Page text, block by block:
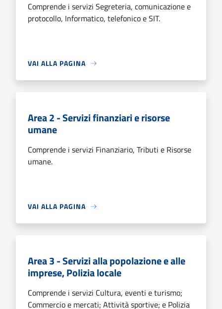
Comprende i servizi Segreteria, comunicazione e
protocollo, Informatico, telefonico e SIT.
VAI ALLA PAGINA
Area 2 - Servizi finanziari e risorse
umane
Comprende i servizi Finanziario, Tributi e Risorse
umane.
VAI ALLA PAGINA
Area 3 - Servizi alla popolazione e alle
imprese, Polizia locale
Comprende i servizi Cultura, eventi e turismo;
Commercio e mercati; Attività sportive; e Polizia